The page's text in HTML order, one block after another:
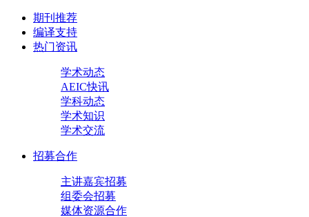
期刊推荐
编译支持
热门资讯
学术动态
AEIC快讯
学科动态
学术知识
学术交流
招募合作
主讲嘉宾招募
组委会招募
媒体资源合作